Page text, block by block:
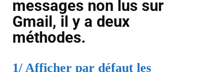
messages non lus sur
Gmail, il y a deux
méthodes.
1/ Afficher par défaut les